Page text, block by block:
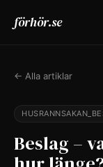
förhör.se
← Alla artiklar
Beslag –